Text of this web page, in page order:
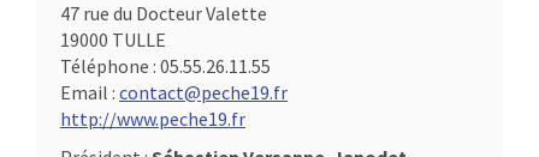
47 rue du Docteur Valette
19000 TULLE
Téléphone : 05.55.26.11.55
Email : contact@peche19.fr
http://www.peche19.fr